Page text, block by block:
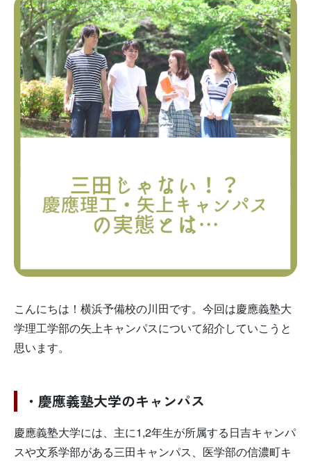
こんにちは！横浜予備校の川田です。今回は慶應義塾大
学理工学部の矢上キャンパスについて紹介していこうと
思います。
・慶應義塾大学のキャンパス
慶應義塾大学には、主に1,2年生が所属する日吉キャンパ
スや文系学部がある三田キャンパス、医学部の信濃町キ